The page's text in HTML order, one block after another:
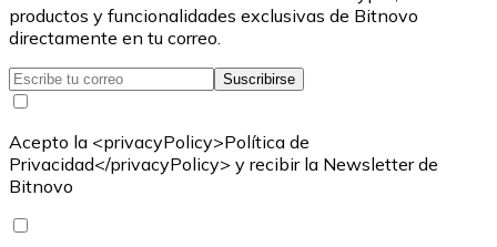
productos y funcionalidades exclusivas de Bitnovo
directamente en tu correo.
Suscribirse
Acepto la <privacyPolicy>Política de
Privacidad</privacyPolicy> y recibir la Newsletter de
Bitnovo